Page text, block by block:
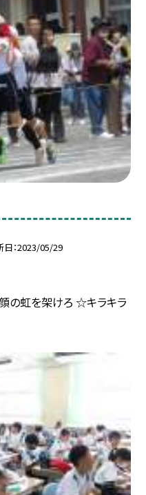
日 2023/05/29
の虹を架けろ ☆キラキラ